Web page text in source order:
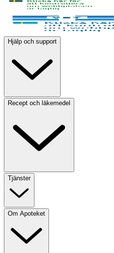
Hjälp och support
Recept och läkemedel
Tjänster
Om Apoteket